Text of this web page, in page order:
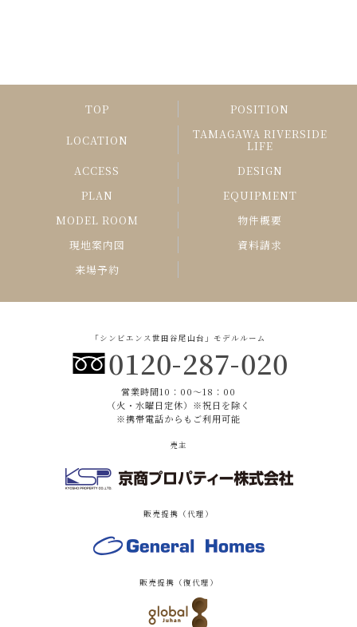
TOP POSITION
LOCATION TAMAGAWA RIVERSIDE
LIFE
ACCESS
DESIGN
PLAN
EQUIPMENT
MODEL ROOM
物件概要
現地案内図
資料請求
来場予約
「シンビエンス世田谷尾山台」モデルルーム
0120-287-020
営業時間10：00〜18：00
（火・水曜日定休）※祝日を除く
※携帯電話からもご利用可能
売主
販売提携（代理）
販売提携（復代理）